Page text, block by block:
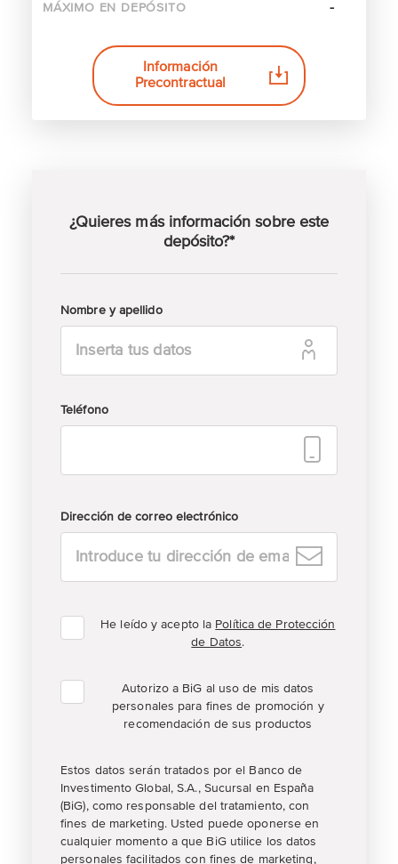
MÁXIMO EN DEPÓSITO -
Información
Precontractual
¿Quieres más información sobre este
depósito?*
Nombre y apellido
Teléfono
Dirección de correo electrónico
He leído y acepto la Política de Protección
de Datos.
Autorizo a BiG al uso de mis datos
personales para fines de promoción y
recomendación de sus productos
Estos datos serán tratados por el Banco de
Investimento Global, S.A., Sucursal en España
(BiG), como responsable del tratamiento, con
fines de marketing. Usted puede oponerse en
cualquier momento a que BiG utilice los datos
personales facilitados con fines de marketing,